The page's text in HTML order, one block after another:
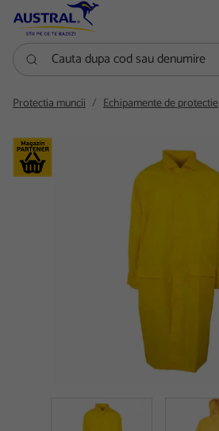
Cauta dupa cod sau denumire
Protectia muncii Echipamente de protectie